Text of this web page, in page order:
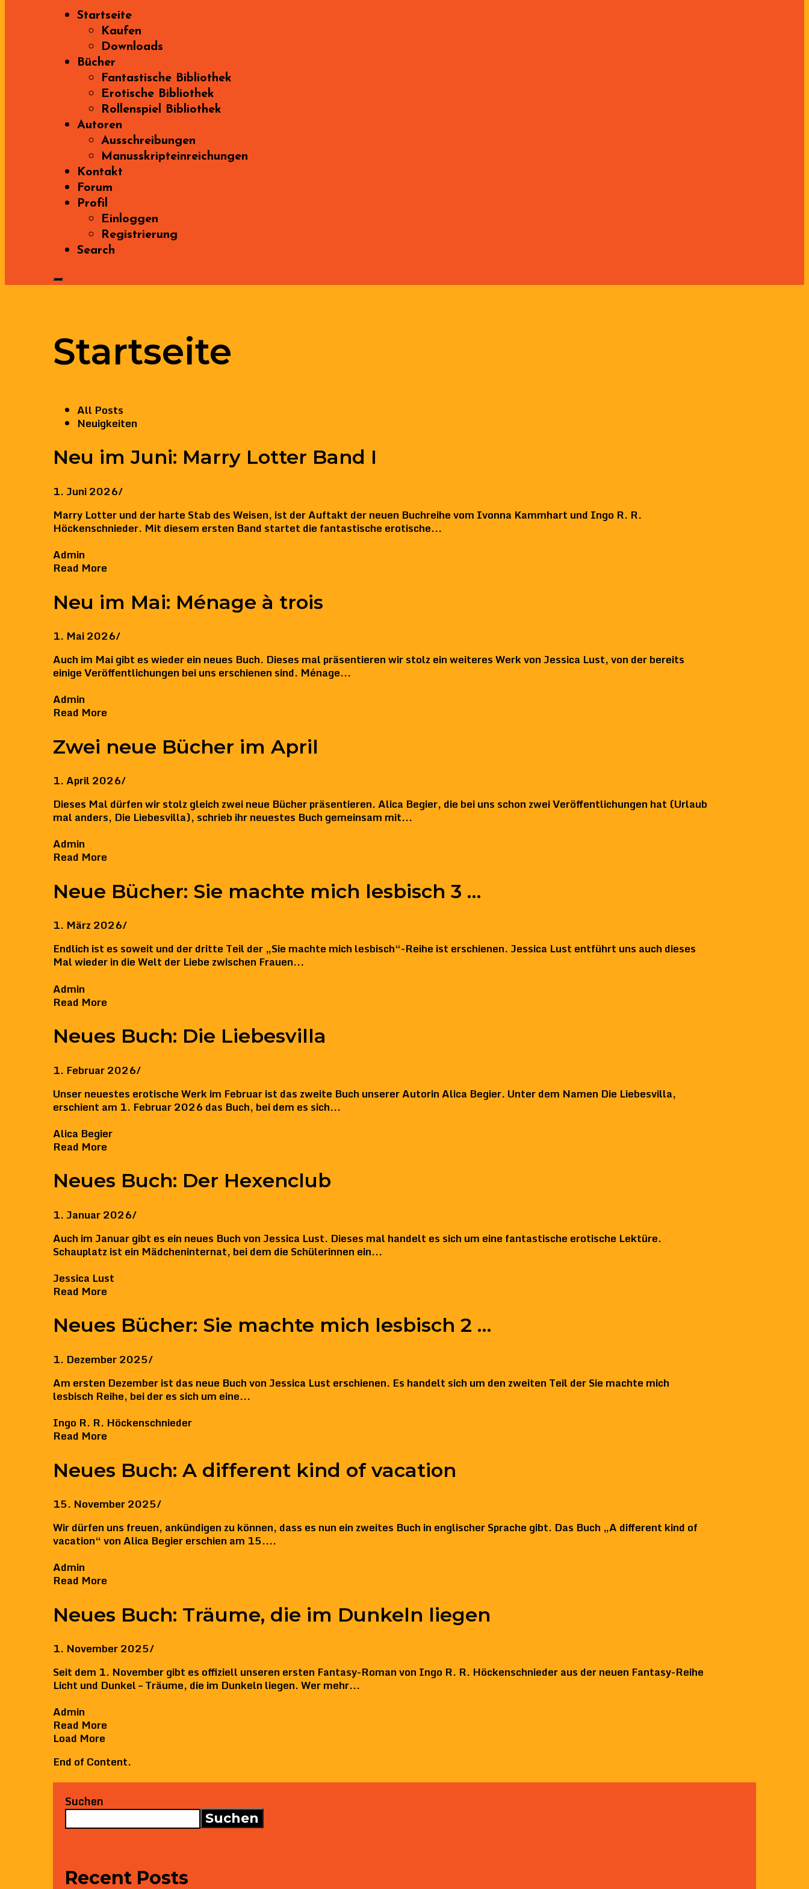
Startseite
Kaufen
Downloads
Bücher
Fantastische Bibliothek
Erotische Bibliothek
Rollenspiel Bibliothek
Autoren
Ausschreibungen
Manusskripteinreichungen
Kontakt
Forum
Profil
Einloggen
Registrierung
Search
Startseite
All Posts
Neuigkeiten
Neu im Juni: Marry Lotter Band I
1. Juni 2026/
Marry Lotter und der harte Stab des Weisen, ist der Auftakt der neuen Buchreihe vom Ivonna Kammhart und Ingo R. R.
Höckenschnieder. Mit diesem ersten Band startet die fantastische erotische...
Admin
Read More
Neu im Mai: Ménage à trois
1. Mai 2026/
Auch im Mai gibt es wieder ein neues Buch. Dieses mal präsentieren wir stolz ein weiteres Werk von Jessica Lust, von der bereits
einige Veröffentlichungen bei uns erschienen sind. Ménage...
Admin
Read More
Zwei neue Bücher im April
1. April 2026/
Dieses Mal dürfen wir stolz gleich zwei neue Bücher präsentieren. Alica Begier, die bei uns schon zwei Veröffentlichungen hat (Urlaub
mal anders, Die Liebesvilla), schrieb ihr neuestes Buch gemeinsam mit...
Admin
Read More
Neue Bücher: Sie machte mich lesbisch 3 …
1. März 2026/
Endlich ist es soweit und der dritte Teil der „Sie machte mich lesbisch“-Reihe ist erschienen. Jessica Lust entführt uns auch dieses
Mal wieder in die Welt der Liebe zwischen Frauen...
Admin
Read More
Neues Buch: Die Liebesvilla
1. Februar 2026/
Unser neuestes erotische Werk im Februar ist das zweite Buch unserer Autorin Alica Begier. Unter dem Namen Die Liebesvilla,
erschient am 1. Februar 2026 das Buch, bei dem es sich...
Alica Begier
Read More
Neues Buch: Der Hexenclub
1. Januar 2026/
Auch im Januar gibt es ein neues Buch von Jessica Lust. Dieses mal handelt es sich um eine fantastische erotische Lektüre.
Schauplatz ist ein Mädcheninternat, bei dem die Schülerinnen ein...
Jessica Lust
Read More
Neues Bücher: Sie machte mich lesbisch 2 …
1. Dezember 2025/
Am ersten Dezember ist das neue Buch von Jessica Lust erschienen. Es handelt sich um den zweiten Teil der Sie machte mich
lesbisch Reihe, bei der es sich um eine...
Ingo R. R. Höckenschnieder
Read More
Neues Buch: A different kind of vacation
15. November 2025/
Wir dürfen uns freuen, ankündigen zu können, dass es nun ein zweites Buch in englischer Sprache gibt. Das Buch „A different kind of
vacation“ von Alica Begier erschien am 15....
Admin
Read More
Neues Buch: Träume, die im Dunkeln liegen
1. November 2025/
Seit dem 1. November gibt es offiziell unseren ersten Fantasy-Roman von Ingo R. R. Höckenschnieder aus der neuen Fantasy-Reihe
Licht und Dunkel – Träume, die im Dunkeln liegen. Wer mehr...
Admin
Read More
Load More
End of Content.
Suchen
Suchen
Recent Posts